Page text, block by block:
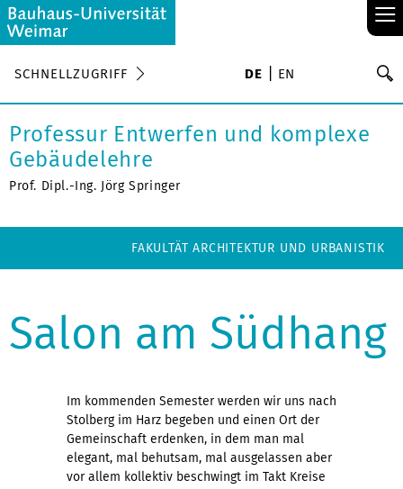
≡
SCHNELLZUGRIFF DE EN
Professur Entwerfen und komplexe
Gebäudelehre
Prof. Dipl.-Ing. Jörg Springer
FAKULTÄT ARCHITEKTUR UND URBANISTIK
Salon am Südhang
Im kommenden Semester werden wir uns nach
Stolberg im Harz begeben und einen Ort der
Gemeinschaft erdenken, in dem man mal
elegant, mal behutsam, mal ausgelassen aber
vor allem kollektiv beschwingt im Takt Kreise